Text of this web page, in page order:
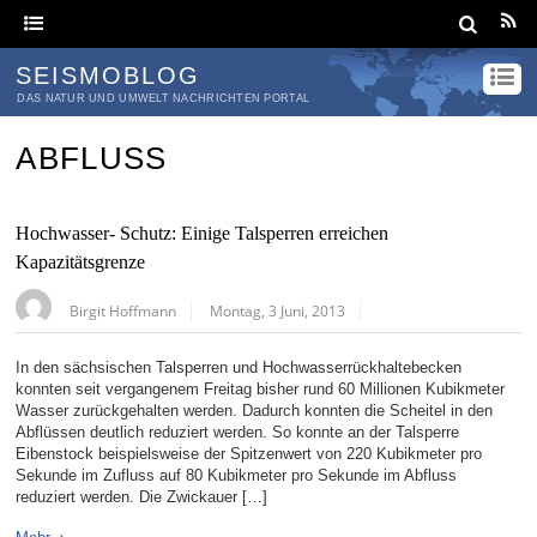
SEISMOBLOG
DAS NATUR UND UMWELT NACHRICHTEN PORTAL
ABFLUSS
Hochwasser- Schutz: Einige Talsperren erreichen
Kapazitätsgrenze
Birgit Hoffmann Montag, 3 Juni, 2013
In den sächsischen Talsperren und Hochwasserrückhaltebecken
konnten seit vergangenem Freitag bisher rund 60 Millionen Kubikmeter
Wasser zurückgehalten werden. Dadurch konnten die Scheitel in den
Abflüssen deutlich reduziert werden. So konnte an der Talsperre
Eibenstock beispielsweise der Spitzenwert von 220 Kubikmeter pro
Sekunde im Zufluss auf 80 Kubikmeter pro Sekunde im Abfluss
reduziert werden. Die Zwickauer […]